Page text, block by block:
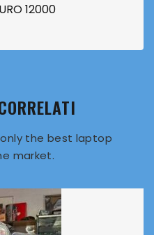
12000
the best laptop
market.